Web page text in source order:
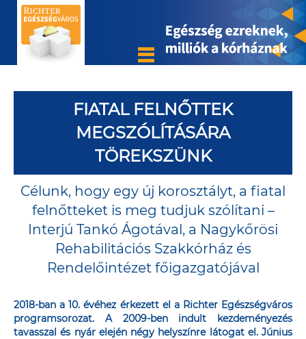
FIATAL FELNŐTTEK
MEGSZÓLÍTÁSÁRA
TÖREKSZÜNK
Célunk, hogy egy új korosztályt, a fiatal
felnőtteket is meg tudjuk szólítani –
Interjú Tankó Ágotával, a Nagykőrösi
Rehabilitációs Szakkórház és
Rendelőintézet főigazgatójával
2018-ban a 10. évéhez érkezett el a Richter Egészségváros
programsorozat. A 2009-ben indult kezdeményezés
tavasszal és nyár elején négy helyszínre látogat el. Június